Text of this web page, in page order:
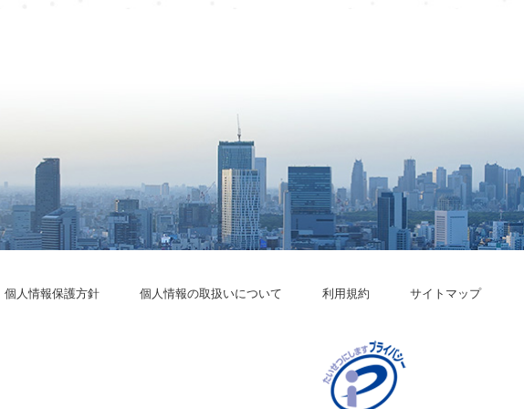
個人情報保護方針 個人情報の取扱いについて 利用規約 サイトマップ